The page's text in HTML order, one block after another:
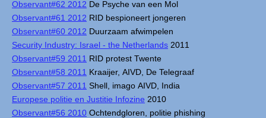
Observant#62 2012 De Psyche van een Mol
Observant#61 2012 RID bespioneert jongeren
Observant#60 2012 Duurzaam afwimpelen
Security Industry: Israel - the Netherlands 2011
Observant#59 2011 RID protest Twente
Observant#58 2011 Kraaijer, AIVD, De Telegraaf
Observant#57 2011 Shell, imago AIVD, India
Europese politie en Justitie Infozine 2010
Observant#56 2010 Ochtendgloren, politie phishing